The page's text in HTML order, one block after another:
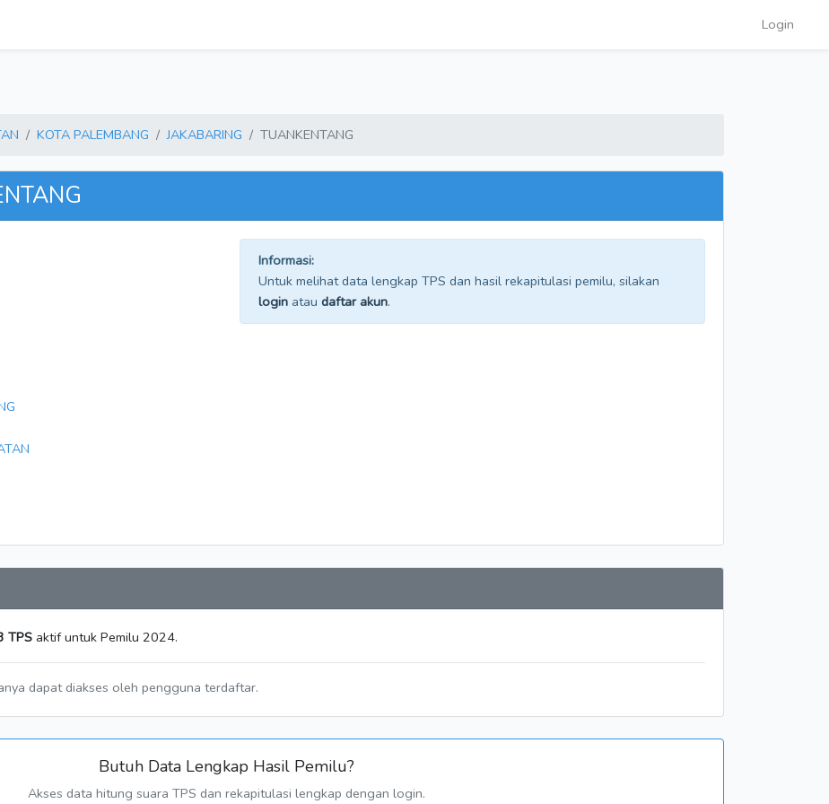
Login
KOTA PALEMBANG JAKABARING TUANKENTANG
Informasi:
Untuk melihat data lengkap TPS dan hasil rekapitulasi pemilu, silakan
login atau daftar akun.
TPS aktif untuk Pemilu 2024.
dapat diakses oleh pengguna terdaftar.
Butuh Data Lengkap Hasil Pemilu?
Akses data hitung suara TPS dan rekapitulasi lengkap dengan login.